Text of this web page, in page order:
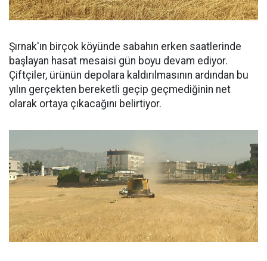
Şırnak'ın birçok köyünde sabahın erken saatlerinde
başlayan hasat mesaisi gün boyu devam ediyor.
Çiftçiler, ürünün depolara kaldırılmasının ardından bu
yılın gerçekten bereketli geçip geçmediğinin net
olarak ortaya çıkacağını belirtiyor.